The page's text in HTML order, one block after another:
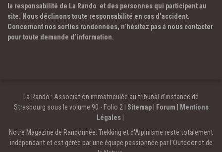
la responsabilité de La Rando et des personnes qui participent au
site. Nous déclinons toute responsabilité en cas d’accident.
Concernant nos sorties randonnées, n’hésitez pas à nous contacter
pour toute demande d’information.
La Rando : Association immatriculée au tribunal d’instance de
Strasbourg sous le volume 90 - Folio 2 | Sitemap| Forum
Mentions
Légales
Notre Magazine de Randonnée, Trekking et d'Alpinisme reste totalement
indépendant et est gérée par une équipe passionnée par l’Outdoor et de